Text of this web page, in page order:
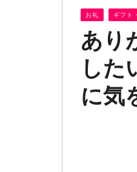
お礼 ギフト
あり
した
に気